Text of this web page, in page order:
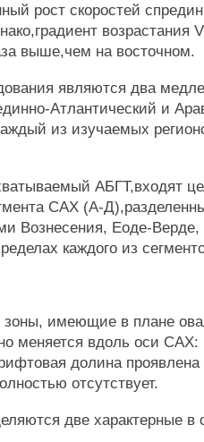
рост скоростей
возрастания
выше,чем на восточном.
являются два
Атлантический и
из изучаемых
АБГТ,входят
САХ (А-
Вознесения, Еоде-Верде,
каждого из
зоны, имеющие в плане
меняется вдоль оси
долина проявлена
отсутствует.
две характерные в